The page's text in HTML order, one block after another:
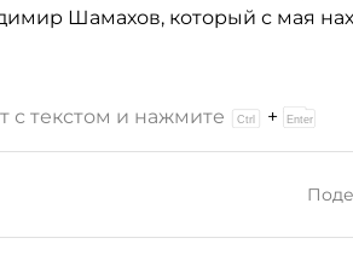
Шамахов, который с мая
текстом и нажмите +